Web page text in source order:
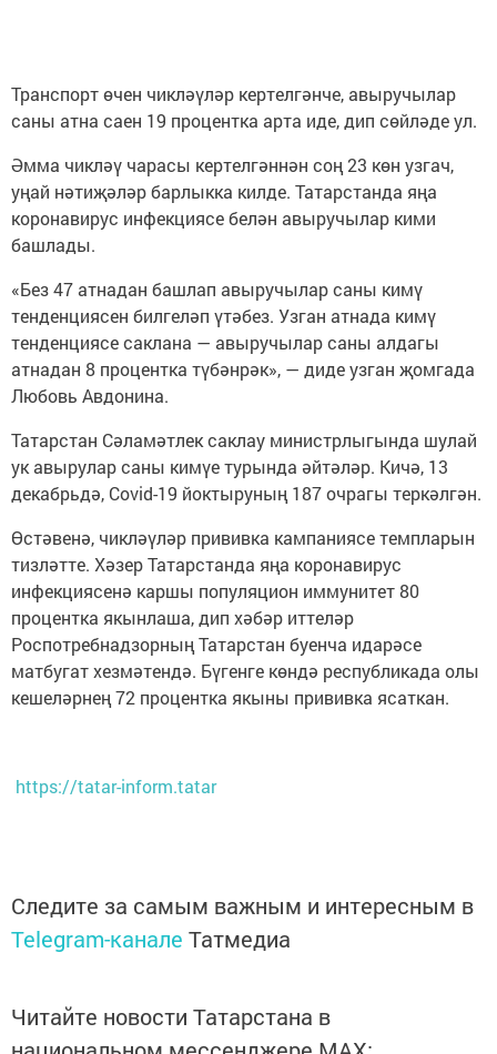
Транспорт өчен чикләүләр кертелгәнче, авыручылар
саны атна саен 19 процентка арта иде, дип сөйләде ул.
Әмма чикләү чарасы кертелгәннән соң 23 көн узгач,
уңай нәтиҗәләр барлыкка килде. Татарстанда яңа
коронавирус инфекциясе белән авыручылар кими
башлады.
«Без 47 атнадан башлап авыручылар саны кимү
тенденциясен билгеләп үтәбез. Узган атнада кимү
тенденциясе саклана — авыручылар саны алдагы
атнадан 8 процентка түбәнрәк», — диде узган җомгада
Любовь Авдонина.
Татарстан Сәламәтлек саклау министрлыгында шулай
ук авырулар саны кимүе турында әйтәләр. Кичә, 13
декабрьдә, Covid-19 йоктыруның 187 очрагы теркәлгән.
Өстәвенә, чикләүләр прививка кампаниясе темпларын
тизләтте. Хәзер Татарстанда яңа коронавирус
инфекциясенә каршы популяцион иммунитет 80
процентка якынлаша, дип хәбәр иттеләр
Роспотребнадзорның Татарстан буенча идарәсе
матбугат хезмәтендә. Бүгенге көндә республикада олы
кешеләрнең 72 процентка якыны прививка ясаткан.
https://tatar-inform.tatar
Следите за самым важным и интересным в
Telegram-канале Татмедиа
Читайте новости Татарстана в